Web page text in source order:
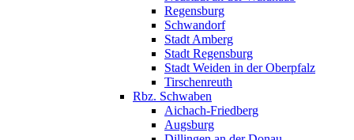
Regensburg
Schwandorf
Stadt Amberg
Stadt Regensburg
Stadt Weiden in der Oberpfalz
Tirschenreuth
Rbz. Schwaben
Aichach-Friedberg
Augsburg